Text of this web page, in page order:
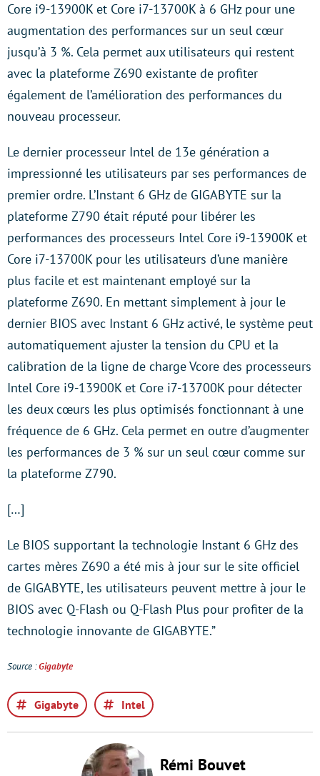
Core i9-13900K et Core i7-13700K à 6 GHz pour une
augmentation des performances sur un seul cœur
jusqu’à 3 %. Cela permet aux utilisateurs qui restent
avec la plateforme Z690 existante de profiter
également de l’amélioration des performances du
nouveau processeur.
Le dernier processeur Intel de 13e génération a
impressionné les utilisateurs par ses performances de
premier ordre. L’Instant 6 GHz de GIGABYTE sur la
plateforme Z790 était réputé pour libérer les
performances des processeurs Intel Core i9-13900K et
Core i7-13700K pour les utilisateurs d’une manière
plus facile et est maintenant employé sur la
plateforme Z690. En mettant simplement à jour le
dernier BIOS avec Instant 6 GHz activé, le système peut
automatiquement ajuster la tension du CPU et la
calibration de la ligne de charge Vcore des processeurs
Intel Core i9-13900K et Core i7-13700K pour détecter
les deux cœurs les plus optimisés fonctionnant à une
fréquence de 6 GHz. Cela permet en outre d’augmenter
les performances de 3 % sur un seul cœur comme sur
la plateforme Z790.
[…]
Le BIOS supportant la technologie Instant 6 GHz des
cartes mères Z690 a été mis à jour sur le site officiel
de GIGABYTE, les utilisateurs peuvent mettre à jour le
BIOS avec Q-Flash ou Q-Flash Plus pour profiter de la
technologie innovante de GIGABYTE.”
Source :Gigabyte
Gigabyte Intel
Rémi Bouvet